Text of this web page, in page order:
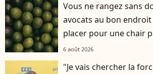
Vous ne rangez sans
avocats au bon endroit
placer pour une chair
6 août 2026
"Je vais chercher la